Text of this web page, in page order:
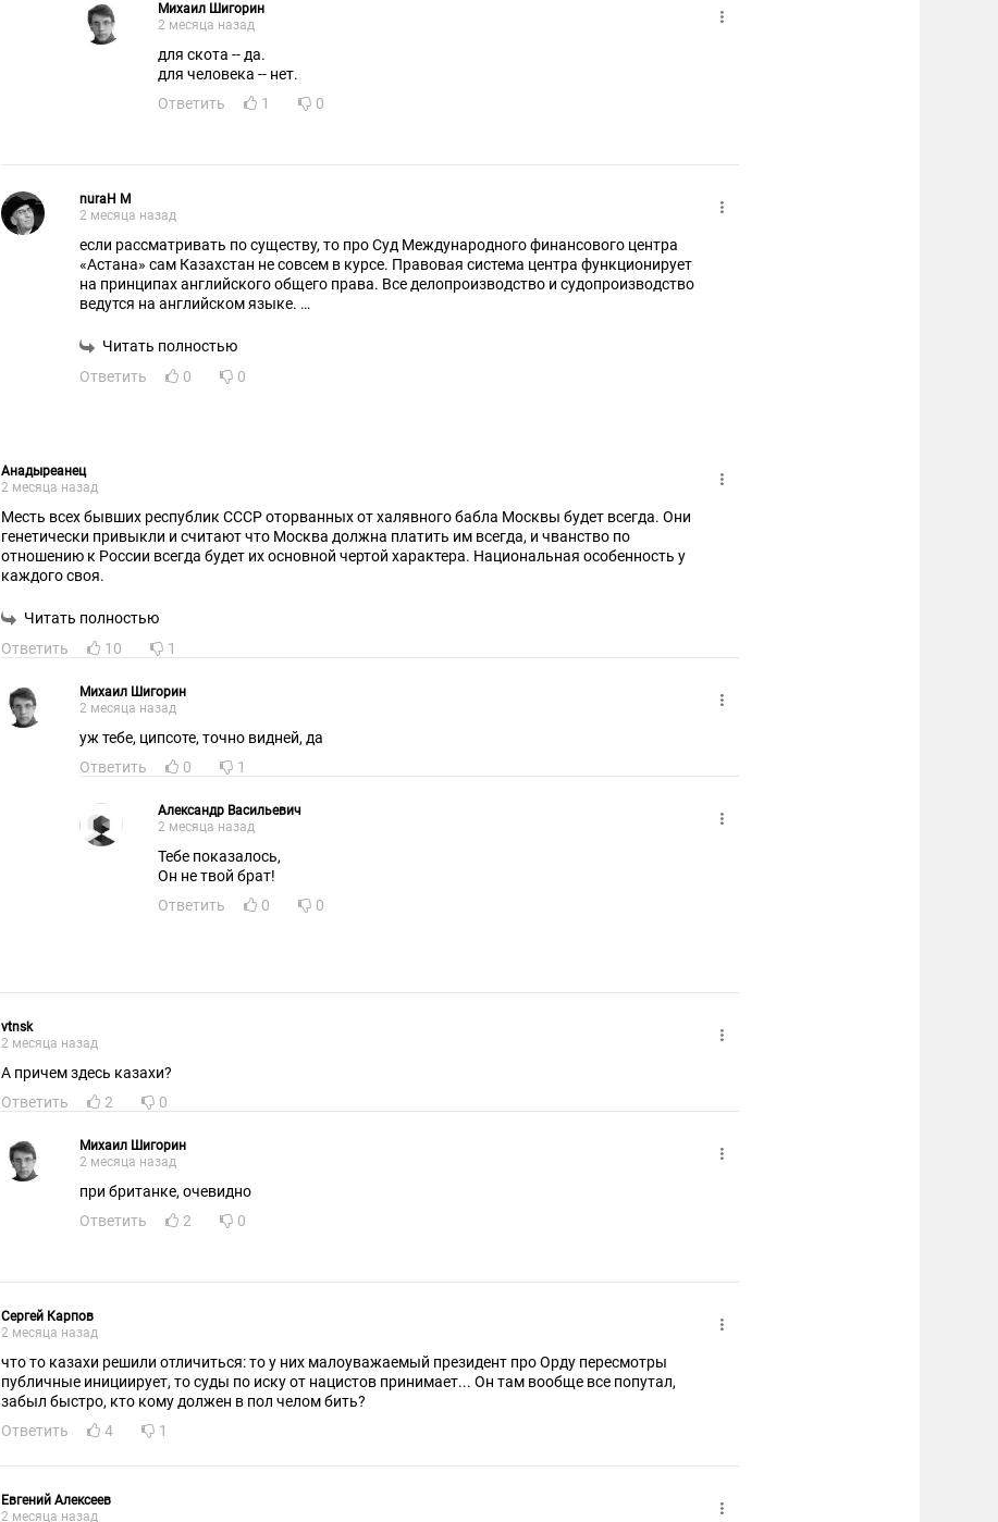
Михаил Шигорин
2 месяца назад
для скота -- да.
для человека -- нет.
Ответить
1 0
nuraH M
2 месяца назад
если рассматривать по существу, то про Суд Международного финансового центра
«Астана» сам Казахстан не совсем в курсе. Правовая система центра функционирует
на принципах английского общего права. Все делопроизводство и судопроизводство
ведутся на английском языке.
центр.
организационно -правовом плане.
Читать полностью
Ответить
0 0
Анадыреанец
2 месяца назад
Месть всех бывших республик СССР оторванных от халявного бабла Москвы будет всегда. Они
генетически привыкли и считают что Москва должна платить им всегда, и чванство по
отношению к России всегда будет их основной чертой характера. Национальная особенность у
каждого своя.
Читать полностью
Ответить
10 1
Михаил Шигорин
2 месяца назад
уж тебе, ципсоте, точно видней, да
Ответить
0 1
Александр Васильевич
2 месяца назад
Тебе показалось,
Он не твой брат!
Ответить
0 0
vtnsk
2 месяца назад
А причем здесь казахи?
Ответить
2 0
Михаил Шигорин
2 месяца назад
при британке, очевидно
Ответить
2 0
Сергей Карпов
2 месяца назад
что то казахи решили отличиться: то у них малоуважаемый президент про Орду пересмотры
публичные инициирует, то суды по иску от нацистов принимает... Он там вообще все попутал,
забыл быстро, кто кому должен в пол челом бить?
Ответить
4 1
Евгений Алексеев
2 месяца назад